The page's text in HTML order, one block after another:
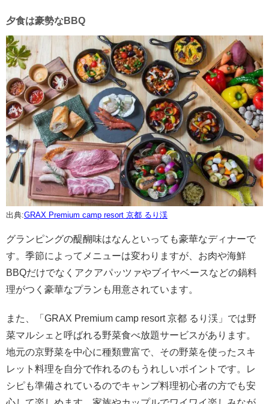
夕食は豪勢なBBQ
出典:GRAX Premium camp resort 京都 るり渓
グランピングの醍醐味はなんといっても豪華なディナーで
す。季節によってメニューは変わりますが、お肉や海鮮
BBQだけでなくアクアパッツァやブイヤベースなどの鍋料
理がつく豪華なプランも用意されています。
また、「GRAX Premium camp resort 京都 るり渓」では野
菜マルシェと呼ばれる野菜食べ放題サービスがあります。
地元の京野菜を中心に種類豊富で、その野菜を使ったスキ
レット料理を自分で作れるのもうれしいポイントです。レ
シピも準備されているのでキャンプ料理初心者の方でも安